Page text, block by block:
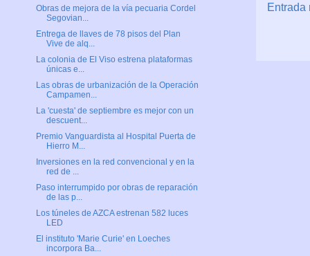
Entrada
Obras de mejora de la vía pecuaria Cordel
Segovian...
Entrega de llaves de 78 pisos del Plan
Vive de alq...
La colonia de El Viso estrena plataformas
únicas e...
Las obras de urbanización de la Operación
Campamen...
La 'cuesta' de septiembre es mejor con un
descuent...
Premio Vanguardista al Hospital Puerta de
Hierro M...
Inversiones en la red convencional y en la
red de ...
Paso interrumpido por obras de reparación
de las p...
Los túneles de AZCA estrenan 582 luces
LED
El instituto 'Marie Curie' en Loeches
incorpora Ba...